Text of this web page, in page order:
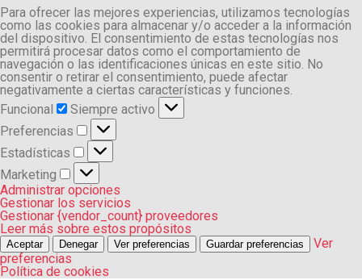
Para ofrecer las mejores experiencias, utilizamos tecnologías
como las cookies para almacenar y/o acceder a la información
del dispositivo. El consentimiento de estas tecnologías nos
permitirá procesar datos como el comportamiento de
navegación o las identificaciones únicas en este sitio. No
consentir o retirar el consentimiento, puede afectar
negativamente a ciertas características y funciones.
Funcional
Funcional
Siempre activo
Preferencias
Preferencias
Estadísticas
Estadísticas
Marketing
Marketing
Administrar opciones
Gestionar los servicios
Gestionar {vendor_count} proveedores
Leer más sobre estos propósitos
Aceptar Denegar Ver preferencias Guardar preferencias
Ver
preferencias
Política de cookies